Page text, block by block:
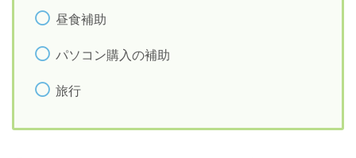
昼食補助
パソコン購入の補助
旅行